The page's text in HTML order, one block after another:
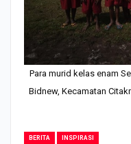
Para murid kelas enam
Bidnew, Kecamatan
BERITA INSPIRASI